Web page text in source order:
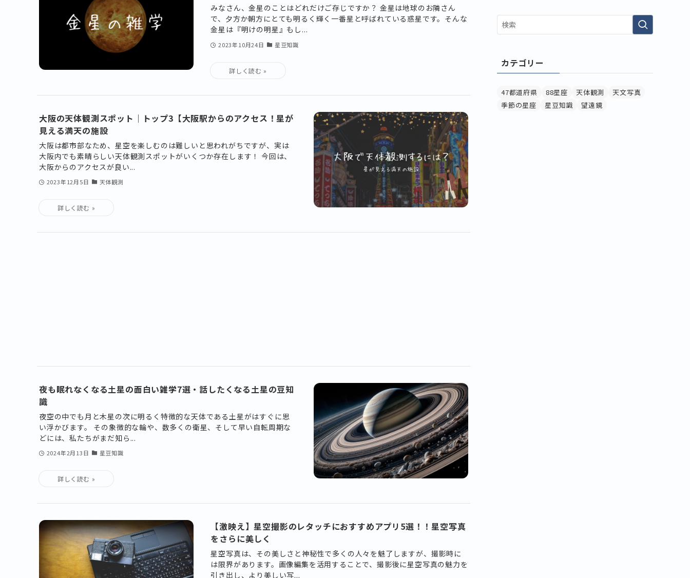
みなさん、金星のことはどれだけご存じですか？ 金星は地球のお隣さん
で、夕方か朝方にとても明るく輝く一番星と呼ばれている惑星です。そんな
金星は『明けの明星』もし...
2023年10月24日 星豆知識
大阪の天体観測スポット｜トップ3【大阪駅からのアクセス！星が
見える満天の施設
大阪は都市部なため、星空を楽しむのは難しいと思われがちですが、実は
大阪内でも素晴らしい天体観測スポットがいくつか存在します！ 今回は、
大阪からのアクセスが良い...
2023年12月5日 天体観測
夜も眠れなくなる土星の面白い雑学7選・話したくなる土星の豆知
識
夜空の中でも月と木星の次に明るく特徴的な天体である土星がはすぐに思
い浮かびます。 その象徴的な輪や、数多くの衛星、そして早い自転周期な
どには、私たちがまだ知ら...
2024年2月13日 星豆知識
【激映え】星空撮影のレタッチにおすすめアプリ5選！！星空写真
をさらに美しく
星空写真は、その美しさと神秘性で多くの人々を魅了しますが、撮影時に
は限界があります。画像編集を活用することで、撮影後に星空写真の魅力を
引き出し、より美しい写...
カテゴリー
47都道府県 88星座 天体観測
天文写真
季節の星座
星豆知識 望遠鏡